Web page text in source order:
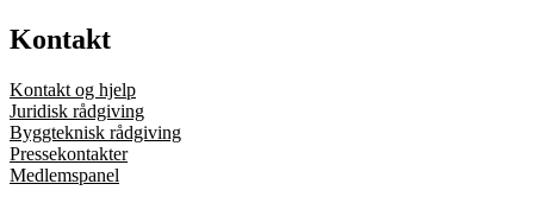
Kontakt
Kontakt og hjelp
Juridisk rådgiving
Byggteknisk rådgiving
Pressekontakter
Medlemspanel